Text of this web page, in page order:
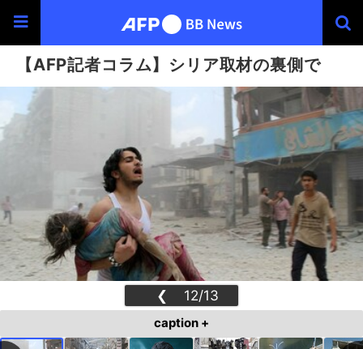
【AFP記者コラム】シリア取材の裏側で
❮
12/13
❯
caption +